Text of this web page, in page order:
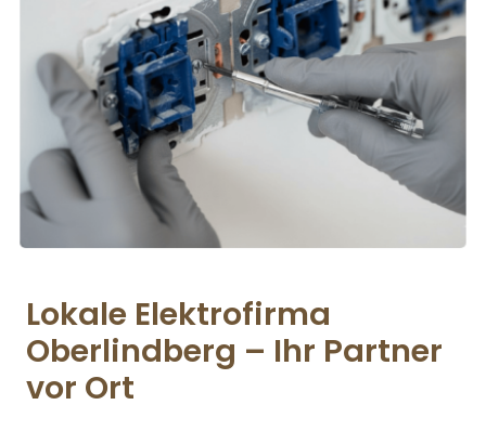
Lokale Elektrofirma
Oberlindberg – Ihr Partner
vor Ort